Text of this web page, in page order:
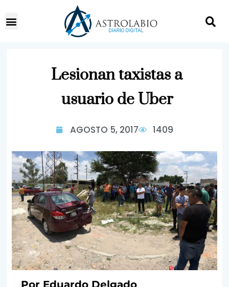
Lesionan taxistas a
usuario de Uber
AGOSTO 5, 2017 1409
Por Eduardo Delgado